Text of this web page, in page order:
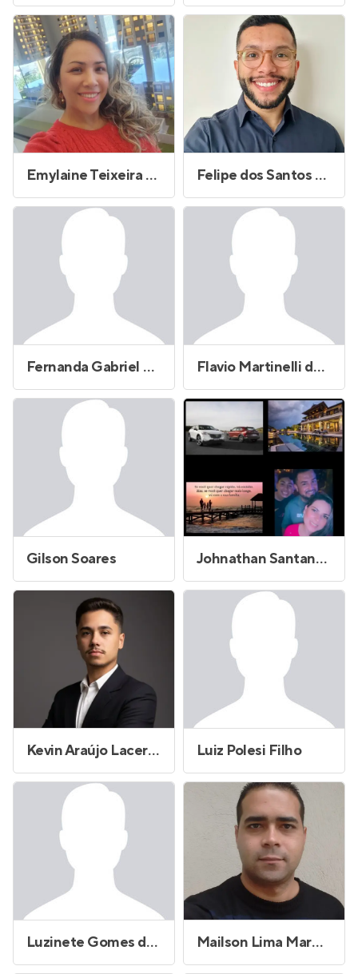
Emylaine Teixeira de Souza Felipe dos Santos Laurindo
Fernanda Gabriel Morais Marques Flavio Martinelli de Freitas Pedro
Gilson Soares Johnathan Santana de Lima
Kevin Araújo Lacerda do Carmo Luiz Polesi Filho
Luzinete Gomes da Silva de Souza Mailson Lima Marques